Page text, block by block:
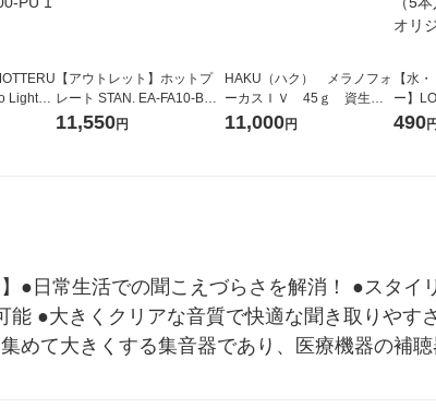
Lightni
アイ
PU
【アウトレット】ホットプ
レート STAN. EA-FA10-BA
象印マホービン 1台
11,550円
HAKU（ハク） メラノフォ
ーカスＩＶ 45ｇ 資生
堂 おまけ付き
11,000円
【水
ー】
コウォ
490
】●日常生活での聞こえづらさを解消！ ●スタ
能 ●大きくクリアな音質で快適な聞き取りや
めて大きくする集音器であり、医療機器の補聴